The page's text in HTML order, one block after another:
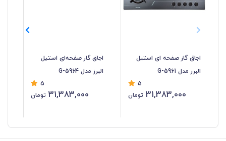
اجاق گاز صفحه ای استیل
البرز مدل G-5961
5
31,383,000 تومان
اجاق گاز صفحه‌ای استیل
البرز مدل G-5964
5
31,383,000 تومان